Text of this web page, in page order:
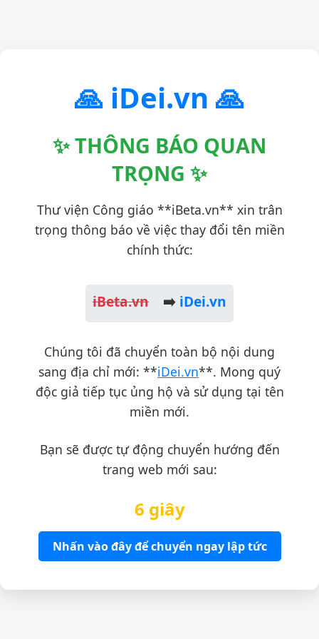
🙏 iDei.vn 🙏
✨ THÔNG BÁO QUAN
TRỌNG ✨
Thư viện Công giáo **iBeta.vn** xin trân
trọng thông báo về việc thay đổi tên miền
chính thức:
iBeta.vn ➡️ iDei.vn
Chúng tôi đã chuyển toàn bộ nội dung
sang địa chỉ mới: **iDei.vn**. Mong quý
độc giả tiếp tục ủng hộ và sử dụng tại tên
miền mới.
Bạn sẽ được tự động chuyển hướng đến
trang web mới sau:
6 giây
Nhấn vào đây để chuyển ngay lập tức